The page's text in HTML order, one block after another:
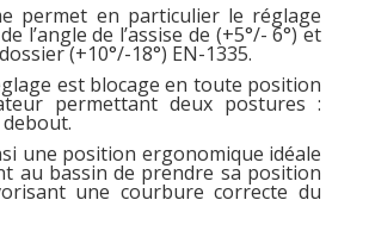
permet en particulier le réglage
l’angle de l’assise de (+5°/- 6°) et
(+10°/-18°) EN-1335.
est blocage en toute position
permettant deux postures :
une position ergonomique idéale
au bassin de prendre sa position
une courbure correcte du